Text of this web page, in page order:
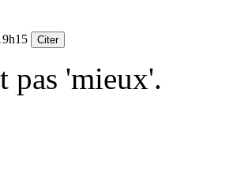
Citer
pas 'mieux'.